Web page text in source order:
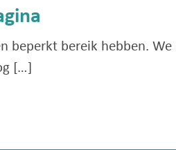
beperkt bereik hebben. We
[…]